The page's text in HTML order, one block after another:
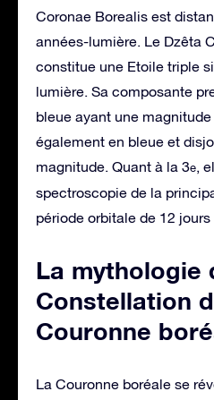
Coronae Borealis est
années-lumière. Le Dzêta
constitue une Etoile triple
lumière. Sa composante
bleue ayant une
également en bleue et
magnitude. Quant à la 3e,
spectroscopie de la
période orbitale de 12 jours
La mythologie
Constellation
Couronne
La Couronne boréale se